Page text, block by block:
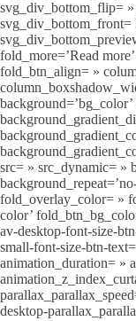
svg_div_bottom_flip=
svg_div_bottom_front=
fold_more=’Read
fold_btn_align= »
src= » src_dynamic= »
fold_overlay_color= »
color’
av-desktop-font-size-
small-font-size-btn-
animation_duration= »
desktop-